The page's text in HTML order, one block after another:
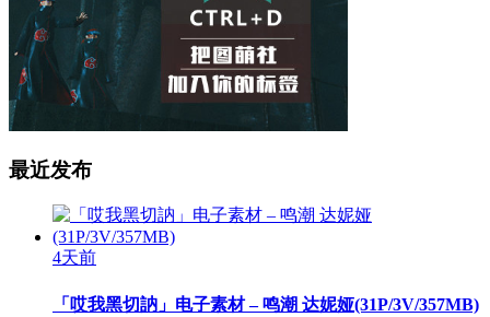
最近发布
4天前
「哎我黑切訥」电子素材 – 鸣潮 达妮娅(31P/3V/357MB)